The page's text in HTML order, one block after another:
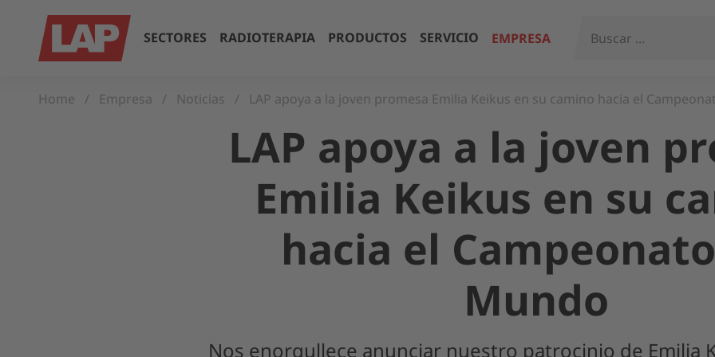
SECTORES RADIOTERAPIA PRODUCTOS SERVICIO EMPRESA
Home Empresa Noticias LAP apoya a la joven promesa Emilia Keikus en su camino hacia el
LAP apoya a la joven
Emilia Keikus en su
hacia el
Mundo
Nos enorgullece anunciar nuestro patrocinio de Emilia